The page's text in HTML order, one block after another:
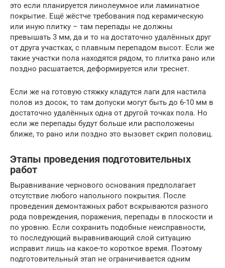
это если планируется линолеумное или ламинатное
покрытие. Ещё жёстче требования под керамическую
или иную плитку – там перепады не должны
превышать 3 мм, да и то на достаточно удалённых друг
от друга участках, с плавным перепадом высот. Если же
такие участки пола находятся рядом, то плитка рано или
поздно расшатается, деформируется или треснет.
Если же на готовую стяжку кладутся лаги для настила
полов из досок, то там допуски могут быть до 6-10 мм в
достаточно удалённых одна от другой точках пола. Но
если же перепады будут больше или расположены
ближе, то рано или поздно это вызовет скрип половиц.
Этапы проведения подготовительных
работ
Выравнивание чернового основания предполагает
отсутствие любого напольного покрытия. После
проведения демонтажных работ вскрываются разного
рода повреждения, поражения, перепады в плоскости и
по уровню. Если сохранить подобные неисправности,
то последующий выравнивающий слой ситуацию
исправит лишь на какое-то короткое время. Поэтому
подготовительный этап не ограничивается одним